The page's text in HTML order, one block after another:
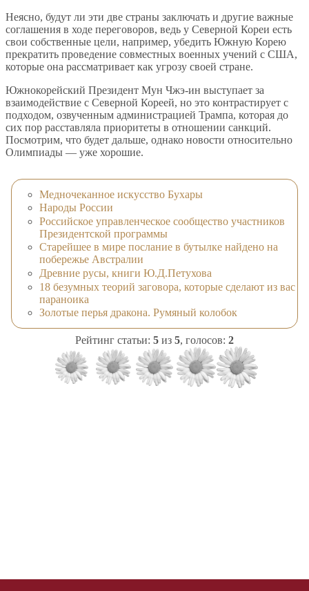
Неясно, будут ли эти две страны заключать и другие важные
соглашения в ходе переговоров, ведь у Северной Кореи есть
свои собственные цели, например, убедить Южную Корею
прекратить проведение совместных военных учений с США,
которые она рассматривает как угрозу своей стране.
Южнокорейский Президент Мун Чжэ-ин выступает за
взаимодействие с Северной Кореей, но это контрастирует с
подходом, озвученным администрацией Трампа, которая до
сих пор расставляла приоритеты в отношении санкций.
Посмотрим, что будет дальше, однако новости относительно
Олимпиады — уже хорошие.
Медночеканное искусство Бухары
Народы России
Российское управленческое сообщество участников
Президентской программы
Старейшее в мире послание в бутылке найдено на
побережье Австралии
Древние русы, книги Ю.Д.Петухова
18 безумных теорий заговора, которые сделают из вас
параноика
Золотые перья дракона. Румяный колобок
Рейтинг статьи: 5 из 5, голосов: 2